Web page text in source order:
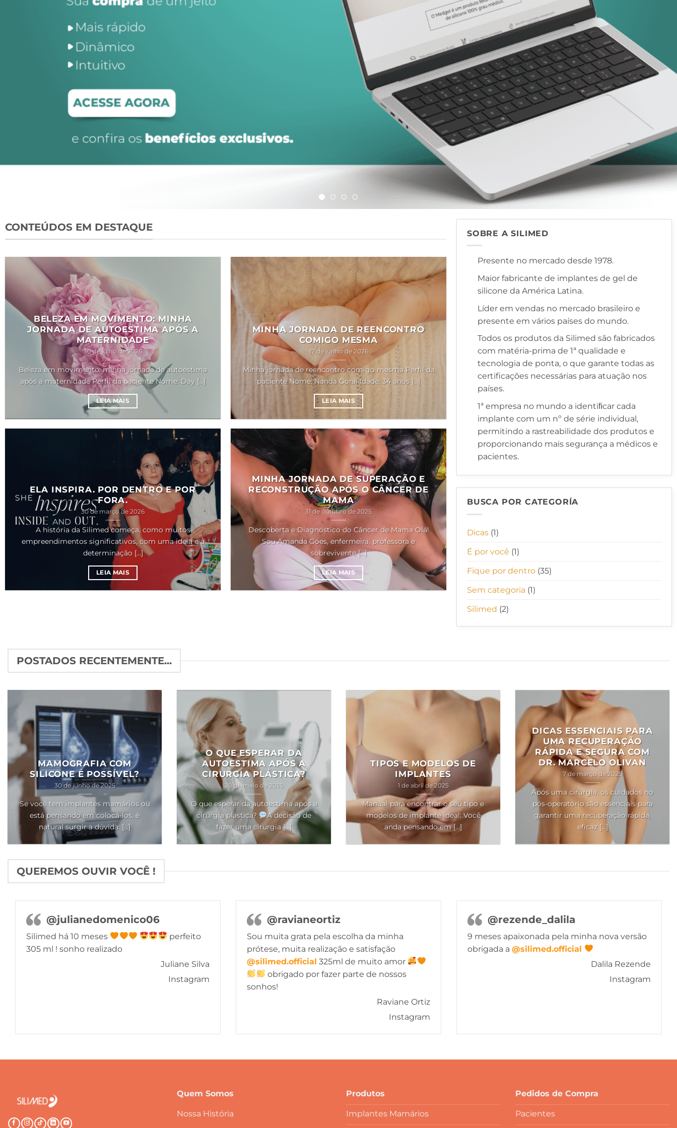
CONTEÚDOS EM DESTAQUE
BELEZA EM MOVIMENTO: MINHA
JORNADA DE AUTOESTIMA APÓS A
MATERNIDADE
30 de julho de 2026
Beleza em movimento: minha jornada de autoestima
após a maternidade Perfil da paciente Nome: Day [...]
LEIA MAIS
MINHA JORNADA DE REENCONTRO
COMIGO MESMA
17 de junho de 2026
Minha jornada de reencontro comigo mesma Perfil da
paciente Nome: Nanda Goral Idade: 34 anos [...]
LEIA MAIS
ELA INSPIRA. POR DENTRO E POR
FORA.
30 de março de 2026
A história da Silimed começa, como muitos
empreendimentos significativos, com uma ideia e a
determinação [...]
LEIA MAIS
MINHA JORNADA DE SUPERAÇÃO E
RECONSTRUÇÃO APÓS O CÂNCER DE
MAMA
31 de outubro de 2025
Descoberta e Diagnóstico do Câncer de Mama Olá!
Sou Amanda Góes, enfermeira, professora e
sobrevivente [...]
LEIA MAIS
SOBRE A SILIMED
Presente no mercado desde 1978.
Maior fabricante de implantes de gel de
silicone da América Latina.
Líder em vendas no mercado brasileiro e
presente em vários países do mundo.
Todos os produtos da Silimed são fabricados
com matéria-prima de 1ª qualidade e
tecnologia de ponta, o que garante todas as
certificações necessárias para atuação nos
países.
1ª empresa no mundo a identiﬁcar cada
implante com um nº de série individual,
permitindo a rastreabilidade dos produtos e
proporcionando mais segurança a médicos e
pacientes.
BUSCA POR CATEGORÍA
Dicas (1)
É por você (1)
Fique por dentro (35)
Sem categoria (1)
Silimed (2)
POSTADOS RECENTEMENTE...
MAMOGRAFIA COM
SILICONE É POSSÍVEL?
30 de junho de 2025
Se você tem implantes mamários ou
está pensando em colocá-los, é
natural surgir a dúvida: [...]
O QUE ESPERAR DA
AUTOESTIMA APÓS A
CIRURGIA PLÁSTICA?
28 de maio de 2025
O que esperar da autoestima após a
cirurgia plástica?
A decisão de
fazer uma cirurgia [...]
TIPOS E MODELOS DE
IMPLANTES
1 de abril de 2025
Manual para encontrar o seu tipo e
modelos de implante ideal: Você
anda pensando em [...]
DICAS ESSENCIAIS PARA
UMA RECUPERAÇÃO
RÁPIDA E SEGURA COM
DR. MARCELO OLIVAN
7 de março de 2025
Após uma cirurgia, os cuidados no
pós-operatório são essenciais para
garantir uma recuperação rápida,
eficaz [...]
QUEREMOS OUVIR VOCÊ !
@julianedomenico06
Silimed há 10 meses
perfeito
305 ml ! sonho realizado
Juliane Silva
Instagram
@ravianeortiz
Sou muita grata pela escolha da minha
prótese, muita realização e satisfação
@silimed.official 325ml de muito amor
obrigado por fazer parte de nossos
sonhos!
Raviane Ortiz
Instagram
@rezende_dalila
9 meses apaixonada pela minha nova versão
obrigada a@silimed.official
Dalila Rezende
Instagram
Quem Somos
Nossa História
Produtos
Implantes Mamários
Pedidos de Compra
Pacientes